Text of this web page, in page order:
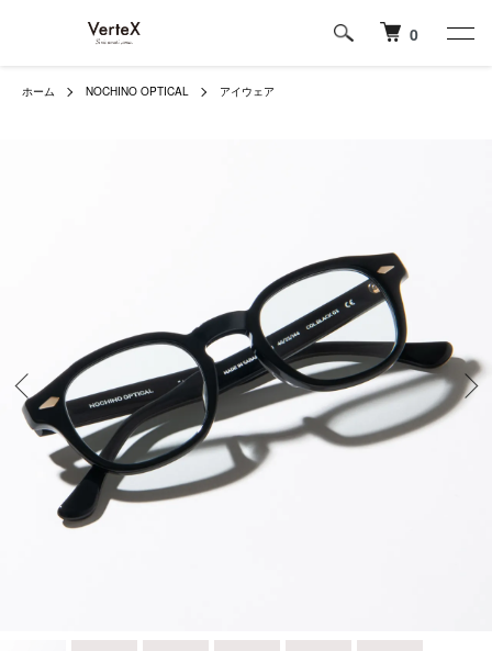
0
ホーム NOCHINO OPTICAL アイウェア